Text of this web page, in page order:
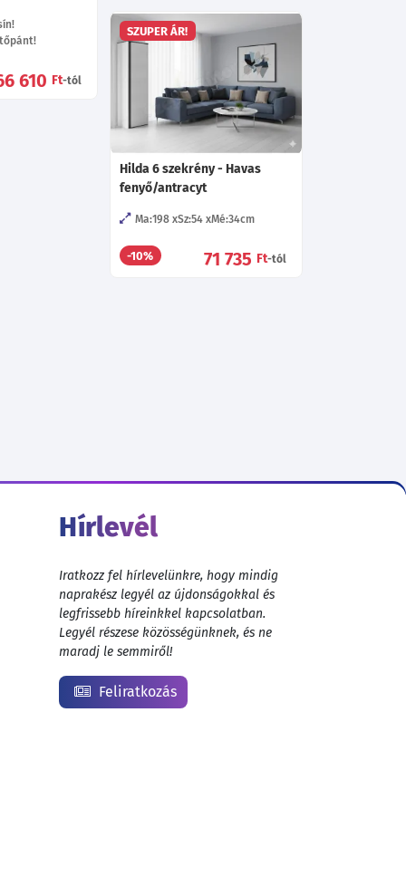
610 Ft-tól
SZUPER ÁR!
Hilda 6 szekrény - Havas
fenyő/antracyt
Ma:198 Sz:54 Mé:34cm
-10% 71 735 Ft-tól
Hírlevél
Iratkozz fel hírlevelünkre, hogy mindig
naprakész legyél az újdonságokkal és
legfrissebb híreinkkel kapcsolatban.
Legyél részese közösségünknek, és ne
maradj le semmiről!
Feliratkozás